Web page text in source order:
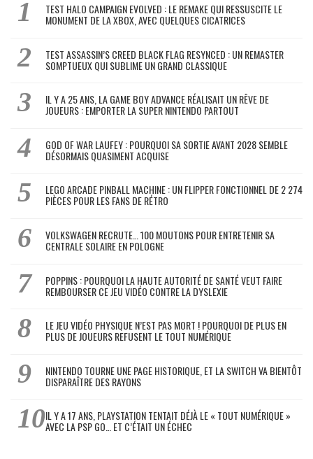
TEST HALO CAMPAIGN EVOLVED : LE REMAKE QUI RESSUSCITE LE
MONUMENT DE LA XBOX, AVEC QUELQUES CICATRICES
TEST ASSASSIN’S CREED BLACK FLAG RESYNCED : UN REMASTER
SOMPTUEUX QUI SUBLIME UN GRAND CLASSIQUE
IL Y A 25 ANS, LA GAME BOY ADVANCE RÉALISAIT UN RÊVE DE
JOUEURS : EMPORTER LA SUPER NINTENDO PARTOUT
GOD OF WAR LAUFEY : POURQUOI SA SORTIE AVANT 2028 SEMBLE
DÉSORMAIS QUASIMENT ACQUISE
LEGO ARCADE PINBALL MACHINE : UN FLIPPER FONCTIONNEL DE 2 274
PIÈCES POUR LES FANS DE RÉTRO
VOLKSWAGEN RECRUTE… 100 MOUTONS POUR ENTRETENIR SA
CENTRALE SOLAIRE EN POLOGNE
POPPINS : POURQUOI LA HAUTE AUTORITÉ DE SANTÉ VEUT FAIRE
REMBOURSER CE JEU VIDÉO CONTRE LA DYSLEXIE
LE JEU VIDÉO PHYSIQUE N’EST PAS MORT ! POURQUOI DE PLUS EN
PLUS DE JOUEURS REFUSENT LE TOUT NUMÉRIQUE
NINTENDO TOURNE UNE PAGE HISTORIQUE, ET LA SWITCH VA BIENTÔT
DISPARAÎTRE DES RAYONS
IL Y A 17 ANS, PLAYSTATION TENTAIT DÉJÀ LE « TOUT NUMÉRIQUE »
AVEC LA PSP GO… ET C’ÉTAIT UN ÉCHEC